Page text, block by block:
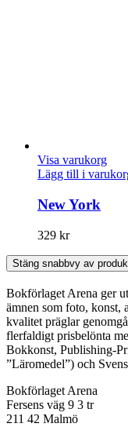
Visa varukorg
Lägg till i
New York
329 kr
Stäng snabbvy av
Bokförlaget Arena ger
ämnen som foto, konst,
kvalitet präglar
flerfaldigt prisbelönta
Bokkonst, Publishing-
”Läromedel”) och
Bokförlaget Arena
Fersens väg 9 3 tr
211 42 Malmö